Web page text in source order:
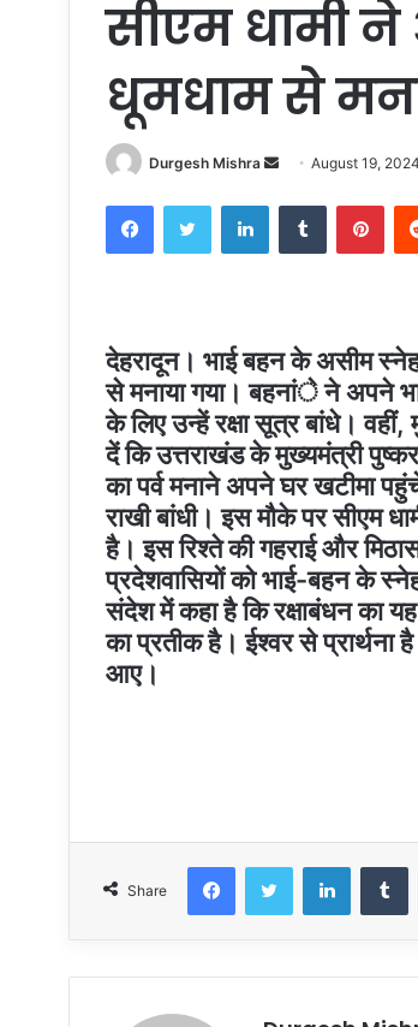
सीएम धामी
धूमधाम से मना
Durgesh Mishra
Send
email
August 19, 2024
FacebookTwitterLinkedInTumblr
देहरादून। भाई बहन के असीम
से मनाया गया। बहनांे ने अपने
के लिए उन्हें रक्षा सूत्र बांधे।
दें कि उत्तराखंड के मुख्यमंत्री
का पर्व मनाने अपने घर खटीमा
राखी बांधी। इस मौके पर सीएम
है। इस रिश्ते की गहराई और
प्रदेशवासियों को भाई-बहन के
संदेश में कहा है कि रक्षाबंधन का
का प्रतीक है। ईश्वर से प्रार्थना
आए।
Share
FacebookTwitter